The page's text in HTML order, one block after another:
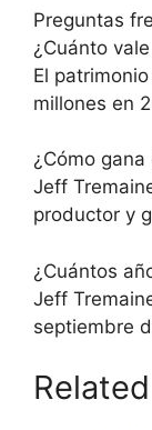
Preguntas
¿Cuánto
El
millones en
¿Cómo
Jeff
productor y
¿Cuántos
Jeff
septiembre